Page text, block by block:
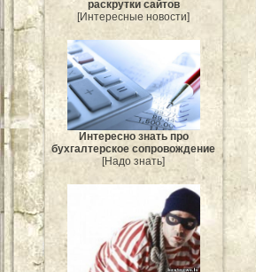
раскрутки сайтов
[Интересные новости]
Интересно знать про
бухгалтерское сопровождение
[Надо знать]